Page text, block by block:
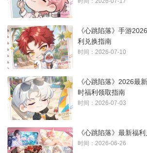
11、0tnnyqgzmi
12、swi5yqxugr
兑换码使用方法：
行动—活动—福利—兑换中心
《心跳陷落》手游
利兑换指南
时间：2026-07-10
《心跳陷落》2026最
时福利领取指南
时间：2026-07-03
《心跳陷落》最新福
时间：2026-06-26